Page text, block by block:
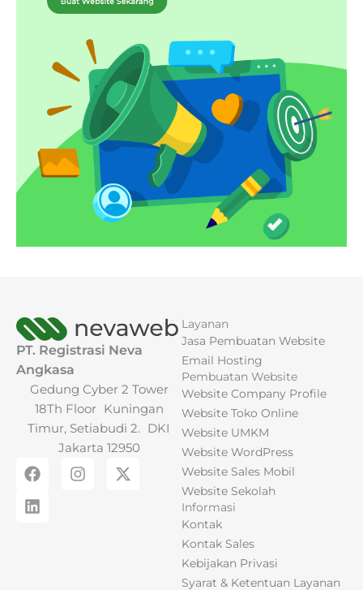
PT. Registrasi Neva
Angkasa
Gedung Cyber 2 Tower
18Th Floor Kuningan
Timur, Setiabudi 2. DKI
Jakarta 12950
F
a
c
e
I
n
X
-
L
i
n
k
Layanan
Jasa Pembuatan Website
Email Hosting
Pembuatan Website
Website Company Profile
Website Toko Online
Website UMKM
Website WordPress
Website Sales Mobil
Website Sekolah
Informasi
Kontak
Kontak Sales
Kebijakan Privasi
Syarat & Ketentuan Layanan